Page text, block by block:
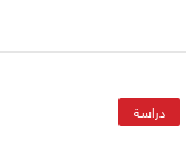
دراسة